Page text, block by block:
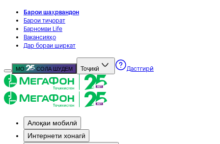
Барои шаҳрвандон
Барои тиҷорат
Барномаи Life
Вакансияҳо
Дар бораи ширкат
МО СОЛА ШУДЕМ Тоҷикӣ Дастгирӣ
Алоқаи мобилӣ
Интернети хонагӣ